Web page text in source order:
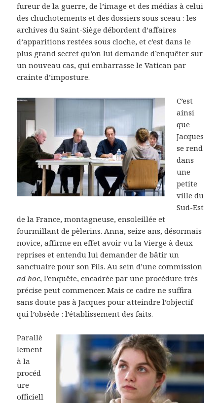
fureur de la guerre, de l’image et des médias à celui
des chuchotements et des dossiers sous sceau : les
archives du Saint-Siège débordent d’affaires
d’apparitions restées sous cloche, et c’est dans le
plus grand secret qu’on lui demande d’enquêter sur
un nouveau cas, qui embarrasse le Vatican par
crainte d’imposture.
C’est
ainsi
que
Jacques
se rend
dans
une
petite
ville du
Sud-Est
de la France, montagneuse, ensoleillée et
fourmillant de pèlerins. Anna, seize ans, désormais
novice, affirme en effet avoir vu la Vierge à deux
reprises et entendu lui demander de bâtir un
sanctuaire pour son Fils. Au sein d’une commission
ad hoc, l’enquête, encadrée par une procédure très
précise peut commencer. Mais ce cadre ne suffira
sans doute pas à Jacques pour atteindre l’objectif
qui l’obsède : l’établissement des faits.
Parallè
lement
à la
procéd
ure
officiell